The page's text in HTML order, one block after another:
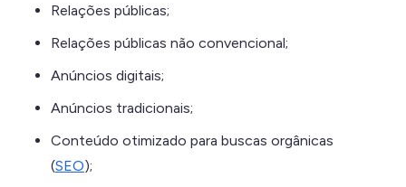
Relações públicas;
Relações públicas não convencional;
Anúncios digitais;
Anúncios tradicionais;
Conteúdo otimizado para buscas orgânicas
(SEO);